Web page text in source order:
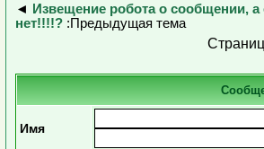
◄
Извещение робота о сообщении, а
нет!!!!? :Предыдущая тема
Имя